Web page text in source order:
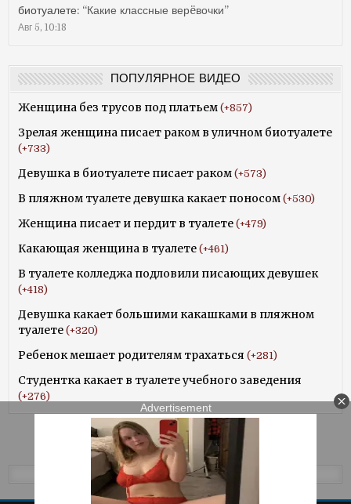
биотуалете: “Какие классные верëвочки”
Авг 5, 10:18
ПОПУЛЯРНОЕ ВИДЕО
Женщина без трусов под платьем +857
Зрелая женщина писает раком в уличном биотуалете
+733
Девушка в биотуалете писает раком +573
В пляжном туалете девушка какает поносом +530
Женщина писает и пердит в туалете +479
Какающая женщина в туалете +461
В туалете колледжа подловили писающих девушек
+418
Девушка какает большими какашками в пляжном
туалете +320
Ребенок мешает родителям трахаться +281
Студентка какает в туалете учебного заведения
+276